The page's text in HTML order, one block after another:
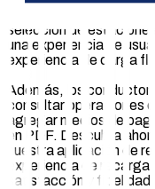
selección de
una experiencia de
experiencia de carga
Además, los
consultar operaciones
agregar medios de
en PDF. Descubra
nuestra aplicación de
experiencia de recarga
satisfacción y fidelidad